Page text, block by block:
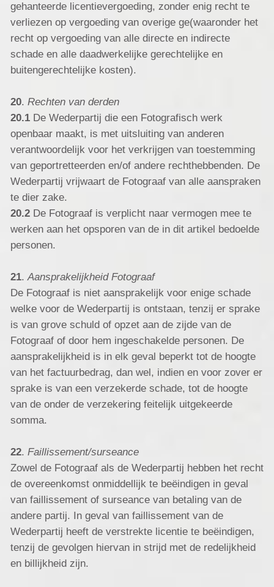
gehanteerde licentievergoeding, zonder enig recht te
verliezen op vergoeding van overige ge(waaronder het
recht op vergoeding van alle directe en indirecte
schade en alle daadwerkelijke gerechtelijke en
buitengerechtelijke kosten).
20. Rechten van derden
20.1De Wederpartij die een Fotografisch werk
openbaar maakt, is met uitsluiting van anderen
verantwoordelijk voor het verkrijgen van toestemming
van geportretteerden en/of andere rechthebbenden. De
Wederpartij vrijwaart de Fotograaf van alle aanspraken
te dier zake.
20.2De Fotograaf is verplicht naar vermogen mee te
werken aan het opsporen van de in dit artikel bedoelde
personen.
21.Aansprakelijkheid Fotograaf
De Fotograaf is niet aansprakelijk voor enige schade
welke voor de Wederpartij is ontstaan, tenzij er sprake
is van grove schuld of opzet aan de zijde van de
Fotograaf of door hem ingeschakelde personen. De
aansprakelijkheid is in elk geval beperkt tot de hoogte
van het factuurbedrag, dan wel, indien en voor zover er
sprake is van een verzekerde schade, tot de hoogte
van de onder de verzekering feitelijk uitgekeerde
somma.
22. Faillissement/surseance
Zowel de Fotograaf als de Wederpartij hebben het recht
de overeenkomst onmiddellijk te beëindigen in geval
van faillissement of surseance van betaling van de
andere partij. In geval van faillissement van de
Wederpartij heeft de verstrekte licentie te beëindigen,
tenzij de gevolgen hiervan in strijd met de redelijkheid
en billijkheid zijn.